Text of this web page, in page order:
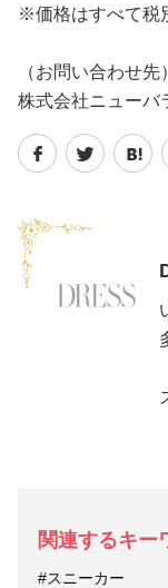
※価格はすべて税
（お問い合わせ先）
株式会社ニュー
関連するキー
#スニーカー